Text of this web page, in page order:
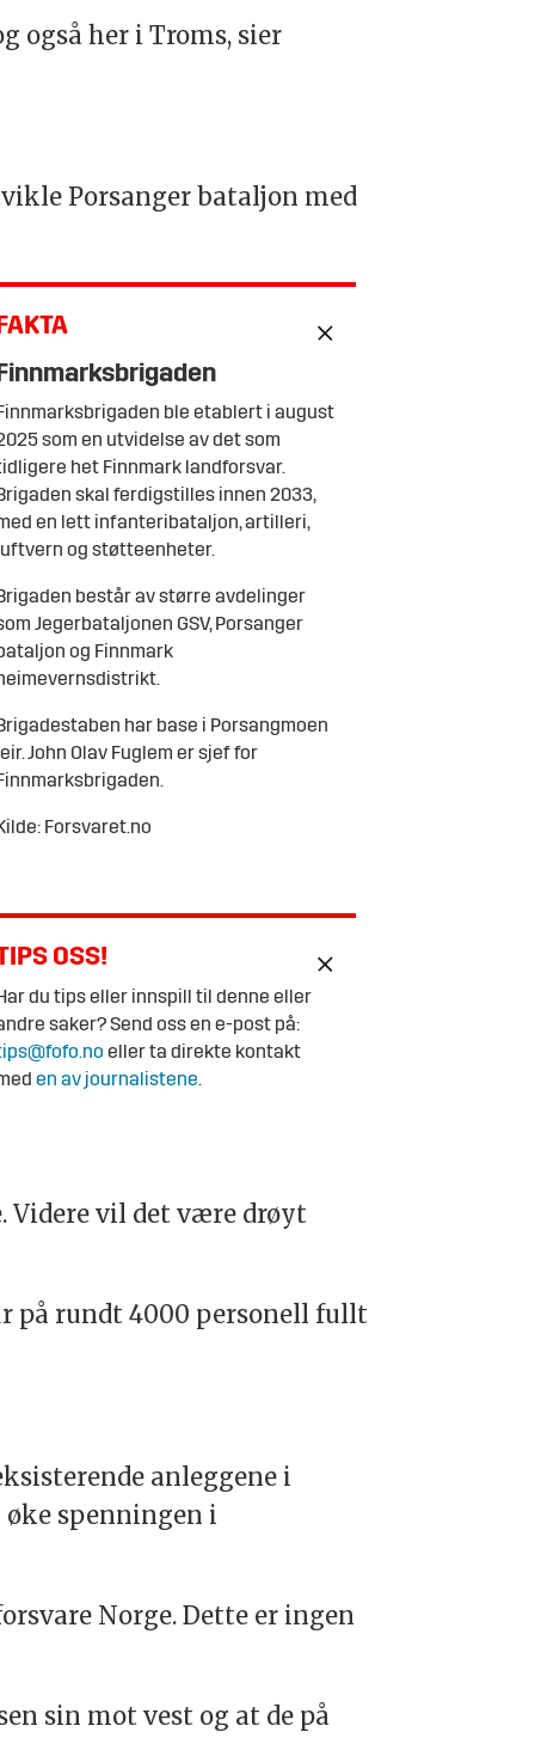
her i Troms, sier
Porsanger bataljon med
ble etablert i august
som en utvidelse av det som
het Finnmark landforsvar.
skal ferdigstilles innen 2033,
en lett infanteribataljon, artilleri,
og støtteenheter.
består av større avdelinger
Jegerbataljonen GSV, Porsanger
og Finnmark
har base i Porsangmoen
John Olav Fuglem er sjef for
Forsvaret.no
OSS!
du tips eller innspill til denne eller
saker? Send oss en e-post på:
eller ta direkte kontakt
en av journalistene.
Videre vil det være drøyt
på rundt 4000 personell fullt
anleggene i
spenningen i
Norge. Dette er ingen
sin mot vest og at de på